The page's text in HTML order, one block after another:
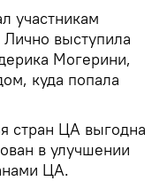
участникам
выступила
Могерини,
куда попала
стран ЦА выгодна
в улучшении
ЦА.